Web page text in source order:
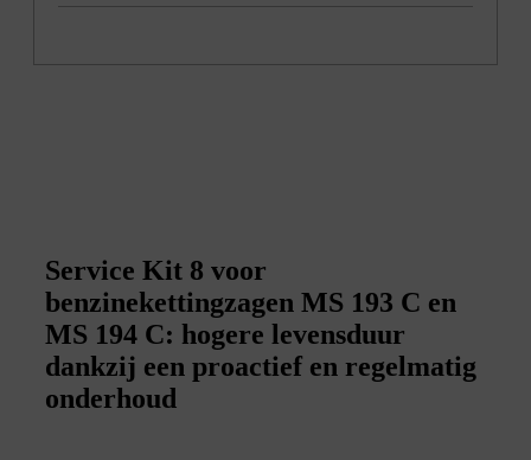
Service Kit 8 voor
benzinekettingzagen MS 193 C en
MS 194 C: hogere levensduur
dankzij een proactief en regelmatig
onderhoud